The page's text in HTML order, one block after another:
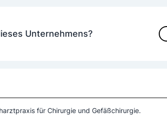
Unternehmens?
für Chirurgie und Gefäßchirurgie.